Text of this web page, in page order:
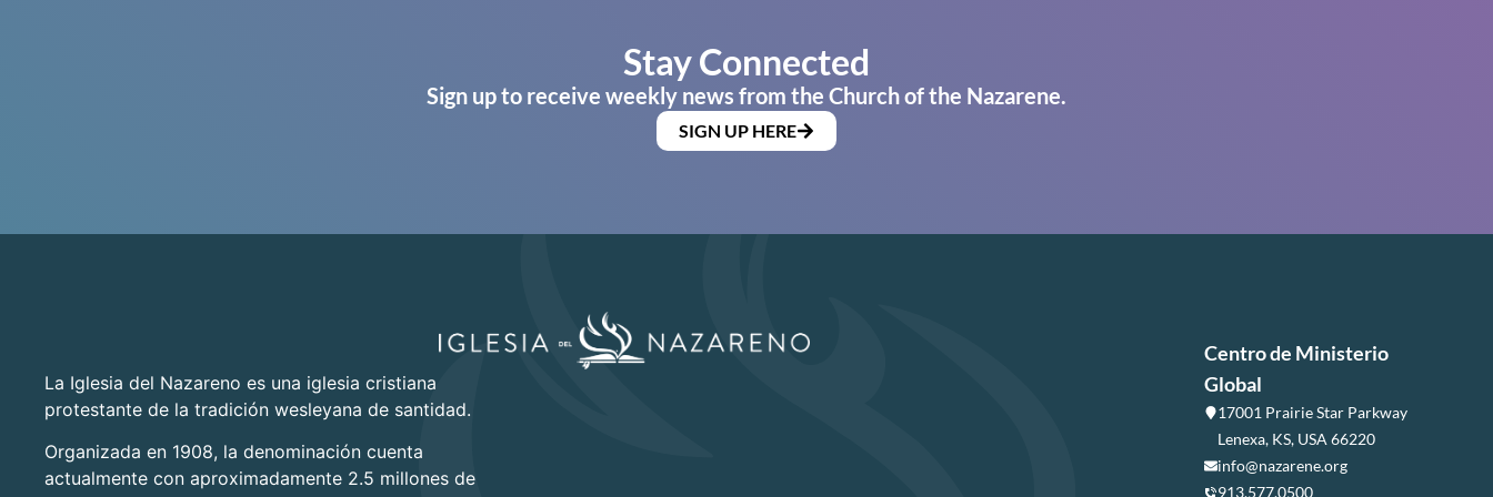
Stay Connected
Sign up to receive weekly news from the Church of the Nazarene.
SIGN UP HERE
La Iglesia del Nazareno es una iglesia cristiana
protestante de la tradición wesleyana de santidad.
Organizada en 1908, la denominación cuenta
actualmente con aproximadamente 2.5 millones de
Centro de Ministerio
Global
17001 Prairie Star Parkway
Lenexa, KS, USA 66220
info@nazarene.org
913.577.0500